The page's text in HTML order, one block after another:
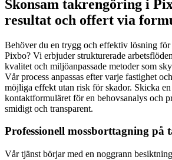
Skonsam takrengöring i
resultat och offert via
Behöver du en trygg och effektiv lösning för
Pixbo? Vi erbjuder strukturerade
kvalitet och miljöanpassade metoder som
Vår process anpassas efter varje fastighet
möjliga effekt utan risk för skador. Skicka
kontaktformuläret för en behovsanalys och
smidigt och transparent.
Professionell mossborttagning på
Vår tjänst börjar med en noggrann